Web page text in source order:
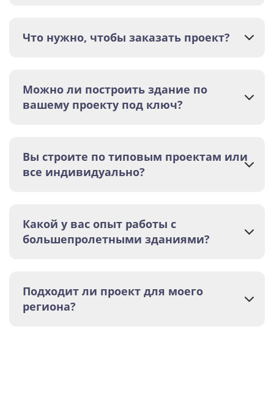
Что нужно, чтобы заказать проект?
Можно ли построить здание по
вашему проекту под ключ?
Вы строите по типовым проектам или
все индивидуально?
Какой у вас опыт работы с
большепролетными зданиями?
Подходит ли проект для моего
региона?